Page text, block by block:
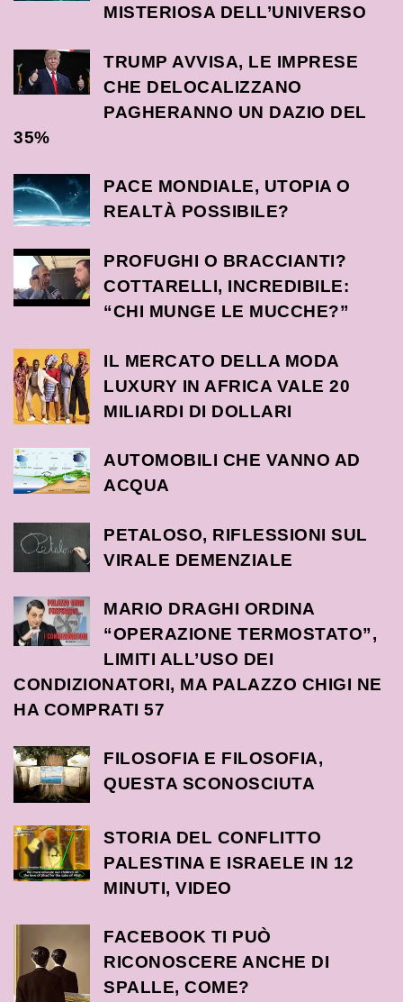
MISTERIOSA DELL’UNIVERSO
TRUMP AVVISA, LE IMPRESE
CHE DELOCALIZZANO
PAGHERANNO UN DAZIO DEL
35%
PACE MONDIALE, UTOPIA O
REALTÀ POSSIBILE?
PROFUGHI O BRACCIANTI?
COTTARELLI, INCREDIBILE:
“CHI MUNGE LE MUCCHE?”
IL MERCATO DELLA MODA
LUXURY IN AFRICA VALE 20
MILIARDI DI DOLLARI
AUTOMOBILI CHE VANNO AD
ACQUA
PETALOSO, RIFLESSIONI SUL
VIRALE DEMENZIALE
MARIO DRAGHI ORDINA
“OPERAZIONE TERMOSTATO”,
LIMITI ALL’USO DEI
CONDIZIONATORI, MA PALAZZO CHIGI NE
HA COMPRATI 57
FILOSOFIA E FILOSOFIA,
QUESTA SCONOSCIUTA
STORIA DEL CONFLITTO
PALESTINA E ISRAELE IN 12
MINUTI, VIDEO
FACEBOOK TI PUÒ
RICONOSCERE ANCHE DI
SPALLE, COME?